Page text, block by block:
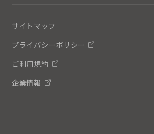
サイトマップ
プライバシーポリシー
ご利用規約
企業情報